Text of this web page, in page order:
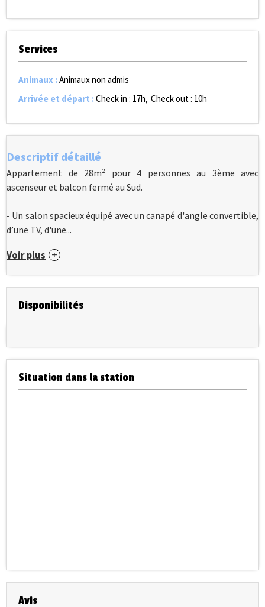
Services
Animaux :Animaux non admis
Arrivée et départ :Check in : 17h Check out : 10h
Descriptif détaillé
Appartement de 28m² pour 4 personnes au 3ème avec
ascenseur et balcon fermé au Sud.
- Un salon spacieux équipé avec un canapé d'angle convertible,
d’une TV, d'une...
Voir plus
Disponibilités
Situation dans la station
Avis